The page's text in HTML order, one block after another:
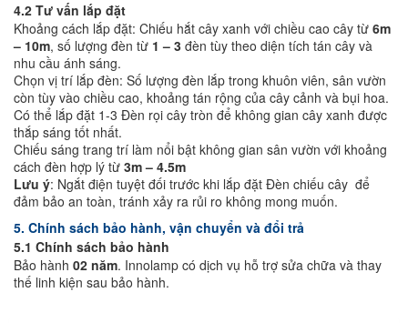
4.2 Tư vấn lắp đặt
Khoảng cách lắp đặt: Chiếu hắt cây xanh với chiều cao cây từ 6m
– 10m, số lượng đèn từ 1 – 3 đèn tùy theo diện tích tán cây và
nhu cầu ánh sáng.
Chọn vị trí lắp đèn: Số lượng đèn lắp trong khuôn viên, sân vườn
còn tùy vào chiều cao, khoảng tán rộng của cây cảnh và bụi hoa.
Có thể lắp đặt 1-3 Đèn rọi cây tròn để không gian cây xanh được
thắp sáng tốt nhất.
Chiếu sáng trang trí làm nổi bật không gian sân vườn với khoảng
cách đèn hợp lý từ 3m – 4.5m
Lưu ý: Ngắt điện tuyệt đối trước khi lắp đặt Đèn chiếu cây để
đảm bảo an toàn, tránh xảy ra rủi ro không mong muốn.
5. Chính sách bảo hành, vận chuyển và đổi trả
5.1 Chính sách bảo hành
Bảo hành 02 năm. Innolamp có dịch vụ hỗ trợ sửa chữa và thay
thế linh kiện sau bảo hành.